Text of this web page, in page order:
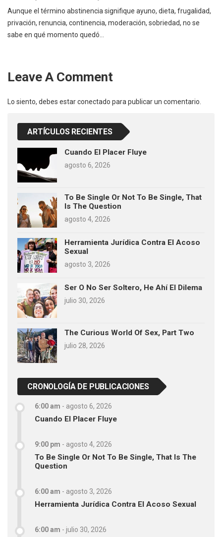
Aunque el término abstinencia signifique ayuno, dieta, frugalidad,
privación, renuncia, continencia, moderación, sobriedad, no se
sabe en qué momento quedó…
Leave A Comment
Lo siento, debes estarconectado para publicar un comentario.
ARTÍCULOS RECIENTES
Cuando El Placer Fluye
agosto 6, 2026
To Be Single Or Not To Be Single, That
Is The Question
agosto 4, 2026
Herramienta Jurídica Contra El Acoso
Sexual
agosto 3, 2026
Ser O No Ser Soltero, He Ahí El Dilema
julio 30, 2026
The Curious World Of Sex, Part Two
julio 28, 2026
CRONOLOGÍA DE PUBLICACIONES
6:00 am - agosto 6, 2026
Cuando El Placer Fluye
9:00 pm - agosto 4, 2026
To Be Single Or Not To Be Single, That Is The
Question
6:00 am - agosto 3, 2026
Herramienta Jurídica Contra El Acoso Sexual
6:00 am - julio 30, 2026